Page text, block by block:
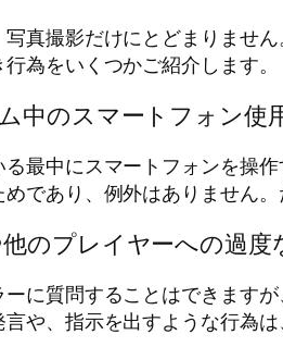
写真撮影だけにとどまりませ
為をいくつかご紹介します。
中のスマートフォン使
最中にスマートフォンを操作
めであり、例外はありません
のプレイヤーへの過度
に質問することはできますが
や、指示を出すような行為は